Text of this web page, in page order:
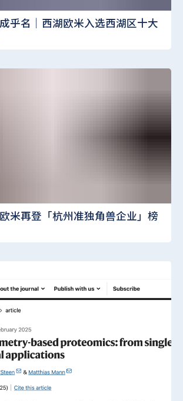
乎名｜西湖欧米入选西湖区十大
米再登「杭州准独角兽企业」榜